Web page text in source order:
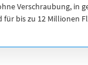
Verschraubung, in
bis zu 12 Millionen